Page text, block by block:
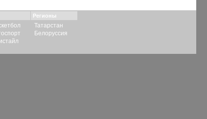
Регионы
Татарстан
Белоруссия